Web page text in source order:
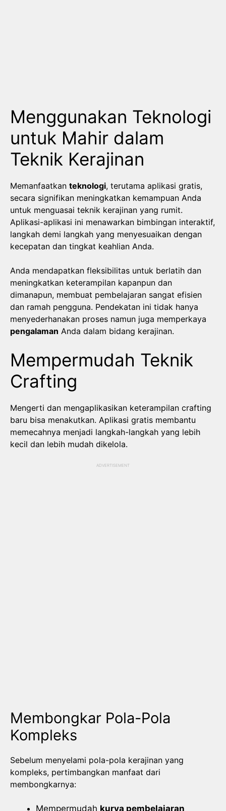
Menggunakan Teknologi
untuk Mahir dalam
Teknik Kerajinan
Memanfaatkan teknologi, terutama aplikasi gratis,
secara signifikan meningkatkan kemampuan Anda
untuk menguasai teknik kerajinan yang rumit.
Aplikasi-aplikasi ini menawarkan bimbingan interaktif,
langkah demi langkah yang menyesuaikan dengan
kecepatan dan tingkat keahlian Anda.
Anda mendapatkan fleksibilitas untuk berlatih dan
meningkatkan keterampilan kapanpun dan
dimanapun, membuat pembelajaran sangat efisien
dan ramah pengguna. Pendekatan ini tidak hanya
menyederhanakan proses namun juga memperkaya
pengalaman Anda dalam bidang kerajinan.
Mempermudah Teknik
Crafting
Mengerti dan mengaplikasikan keterampilan crafting
baru bisa menakutkan. Aplikasi gratis membantu
memecahnya menjadi langkah-langkah yang lebih
kecil dan lebih mudah dikelola.
ADVERTISEMENT
Membongkar Pola-Pola
Kompleks
Sebelum menyelami pola-pola kerajinan yang
kompleks, pertimbangkan manfaat dari
membongkarnya:
Mempermudah kurva pembelajaran